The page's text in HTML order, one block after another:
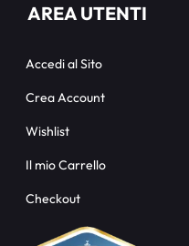
AREA UTENTI
Accedi al Sito
Crea Account
Wishlist
Il mio Carrello
Checkout